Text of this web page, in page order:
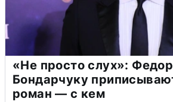
«Не просто слух»:
Бондарчуку
роман — с кем